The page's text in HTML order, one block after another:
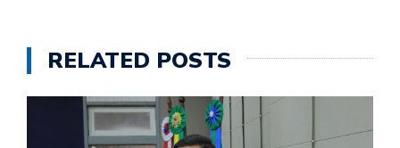
RELATED POSTS